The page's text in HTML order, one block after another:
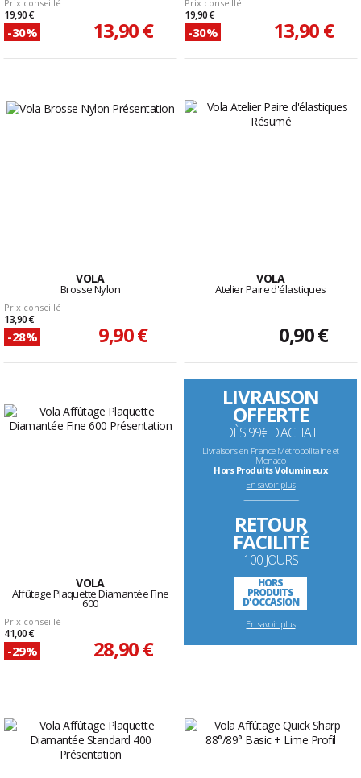
Prix conseillé
19,90 €
-30% 13,90 €
Prix conseillé
19,90 €
-30% 13,90 €
VOLA
Brosse Nylon
Prix conseillé
13,90 €
-28% 9,90 €
VOLA
Atelier Paire d'élastiques
0,90 €
VOLA
Affûtage Plaquette Diamantée Fine
600
Prix conseillé
41,00 €
-29% 28,90 €
LIVRAISON
OFFERTE
DÈS 99€ D'ACHAT
Livraisons en France Métropolitaine et
Monaco
Hors Produits Volumineux
En savoir plus
--------------------------------------------------------------------
RETOUR
FACILITÉ
100 JOURS
HORS
PRODUITS
D'OCCASION
En savoir plus